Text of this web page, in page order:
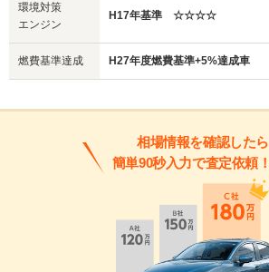
環境対策
エンジン
H17年基準 ☆☆☆☆
燃費基準達成 H27年度燃費基準+5%達成車
相場情報を確認したら
簡単90秒入力で査定依頼！